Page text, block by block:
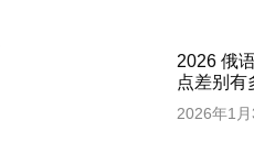
2026 俄
点差别有
2026年1月